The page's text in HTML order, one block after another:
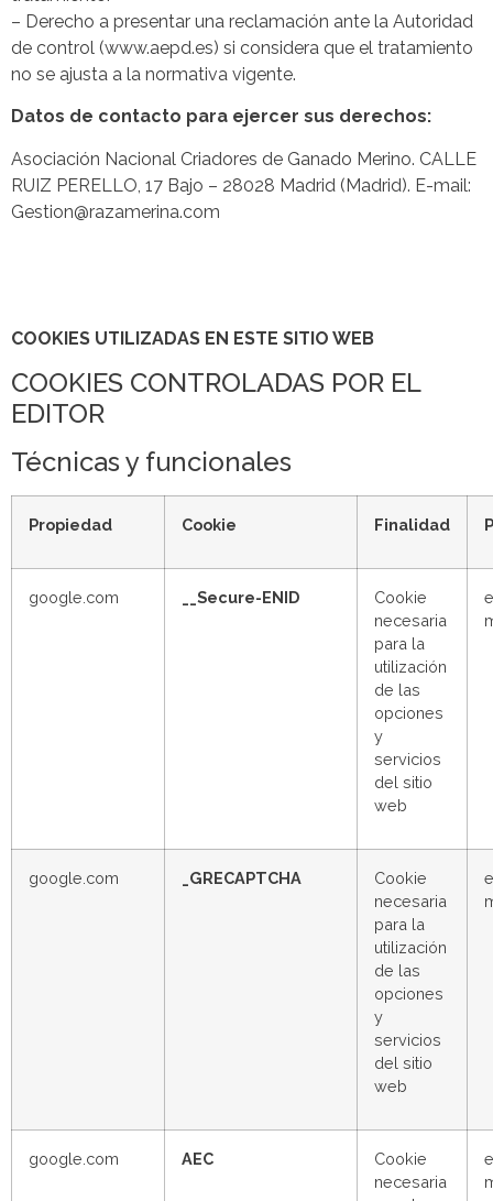
– Derecho a presentar una reclamación ante la Autoridad
de control (www.aepd.es) si considera que el tratamiento
no se ajusta a la normativa vigente.
Datos de contacto para ejercer sus derechos:
Asociación Nacional Criadores de Ganado Merino. CALLE
RUIZ PERELLO, 17 Bajo – 28028 Madrid (Madrid). E-mail:
Gestion@razamerina.com
COOKIES UTILIZADAS EN ESTE SITIO WEB
COOKIES CONTROLADAS POR EL
EDITOR
Técnicas y funcionales
Propiedad Cookie Finalidad
google.com __Secure-ENID
Cookie
necesaria
para la
utilización
de las
opciones
y
servicios
del sitio
web
google.com _GRECAPTCHA
Cookie
necesaria
para la
utilización
de las
opciones
y
servicios
del sitio
web
google.com AEC
Cookie
necesaria